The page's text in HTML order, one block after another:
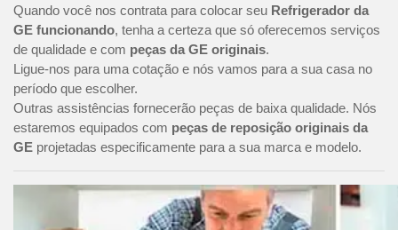
Quando você nos contrata para colocar seu Refrigerador da
GE funcionando, tenha a certeza que só oferecemos serviços
de qualidade e com peças da GE originais.
Ligue-nos para uma cotação e nós vamos para a sua casa no
período que escolher.
Outras assistências fornecerão peças de baixa qualidade. Nós
estaremos equipados com peças de reposição originais da
GE projetadas especificamente para a sua marca e modelo.